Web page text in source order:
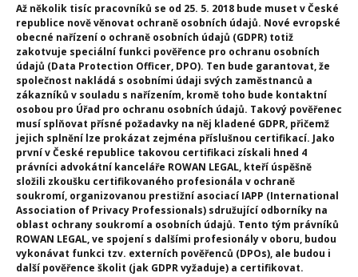
Až několik tisíc pracovníků se od 25. 5. 2018 bude muset v České
republice nově věnovat ochraně osobních údajů. Nové evropské
obecné nařízení o ochraně osobních údajů (GDPR) totiž
zakotvuje speciální funkci pověřence pro ochranu osobních
údajů (Data Protection Officer, DPO). Ten bude garantovat, že
společnost nakládá s osobními údaji svých zaměstnanců a
zákazníků v souladu s nařízením, kromě toho bude kontaktní
osobou pro Úřad pro ochranu osobních údajů. Takový pověřenec
musí splňovat přísné požadavky na něj kladené GDPR, přičemž
jejich splnění lze prokázat zejména příslušnou certifikací. Jako
první v České republice takovou certifikaci získali hned 4
právníci advokátní kanceláře ROWAN LEGAL, kteří úspěšně
složili zkoušku certifikovaného profesionála v ochraně
soukromí, organizovanou prestižní asociací IAPP (International
Association of Privacy Professionals) sdružující odborníky na
oblast ochrany soukromí a osobních údajů. Tento tým právníků
ROWAN LEGAL, ve spojení s dalšími profesionály v oboru, budou
vykonávat funkci tzv. externích pověřenců (DPOs), ale budou i
další pověřence školit (jak GDPR vyžaduje) a certifikovat.